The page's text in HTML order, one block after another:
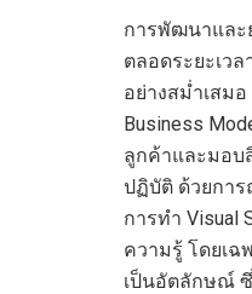
การพัฒนาและ
ตลอดระยะเว
อย่างสม่ำเสม
Business Mo
ลูกค้าและมอบ
ปฏิบัติ ด้วยการ
การทำ Visual
ความรู้ โดยเฉ
เป็นอัตลักษณ์